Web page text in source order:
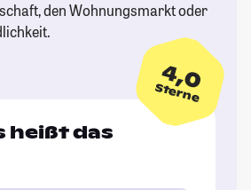
den Wohnungsmarkt oder
4,0
Sterne
heißt das